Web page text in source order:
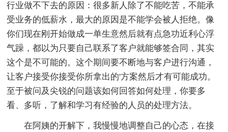
行业做不下去的原因：很多新人除了不能吃苦，不能承
受业务的低薪水，最大的原因是不能学会被人拒绝。像
你们现在刚开始做成一单生意然后就有点急功近利心浮
气躁，都以为只要自己联系了客户就能够签合同，其实
这个是不可能的。这个期间要不断地与客户进行沟通，
让客户接受你接受你所拿出的'方案然后才有可能成功。
至于被问及尖锐的问题该如何回答如何处理，你要多
看、多听，了解和学习有经验的人员的处理方法。
在阿姨的开解下，我慢慢地调整自己的心态，在接